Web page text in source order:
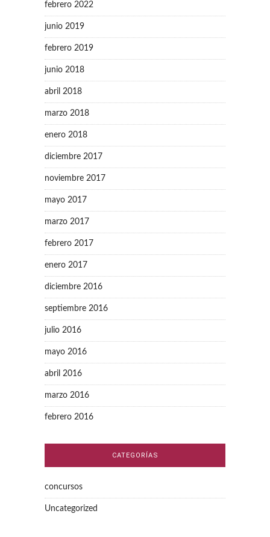
febrero 2022
junio 2019
febrero 2019
junio 2018
abril 2018
marzo 2018
enero 2018
diciembre 2017
noviembre 2017
mayo 2017
marzo 2017
febrero 2017
enero 2017
diciembre 2016
septiembre 2016
julio 2016
mayo 2016
abril 2016
marzo 2016
febrero 2016
CATEGORÍAS
concursos
Uncategorized